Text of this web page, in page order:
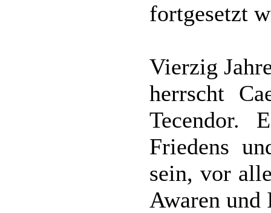
fortgesetzt
Vierzig
herrscht
Tecendor.
Friedens
sein, vor
Awaren und